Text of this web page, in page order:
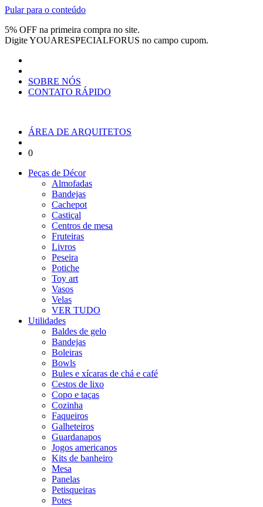
Pular para o conteúdo
5% OFF na primeira compra no site.
DigiteYOUARESPECIALFORUS no campo cupom.
SOBRE NÓS
CONTATO RÁPIDO
ÁREA DE ARQUITETOS
0
Peças de Décor
Almofadas
Bandejas
Cachepot
Castiçal
Centros de mesa
Fruteiras
Livros
Peseira
Potiche
Toy art
Vasos
Velas
VER TUDO
Utilidades
Baldes de gelo
Bandejas
Boleiras
Bowls
Bules e xícaras de chá e café
Cestos de lixo
Copo e taças
Cozinha
Faqueiros
Galheteiros
Guardanapos
Jogos americanos
Kits de banheiro
Mesa
Panelas
Petisqueiras
Potes